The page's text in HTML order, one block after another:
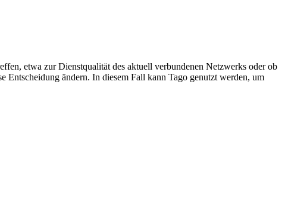
etwa zur Dienstqualität des aktuell verbundenen Netzwerks oder ob
Entscheidung ändern. In diesem Fall kann Tago genutzt werden, um